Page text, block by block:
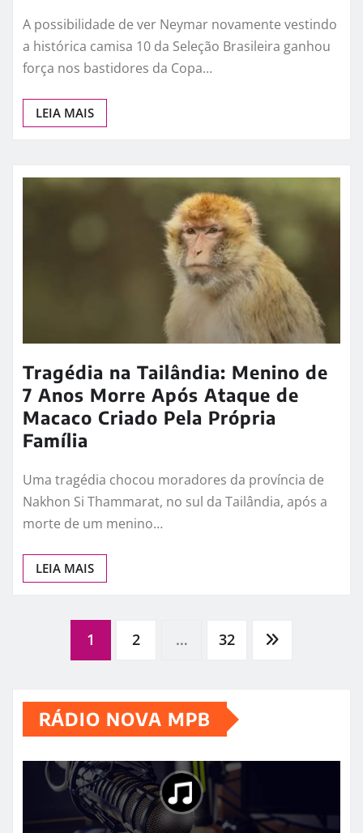
Ancelotti Sinaliza Retorno de
Neymar e Reacende Esperança da
Torcida Brasileira
A possibilidade de ver Neymar novamente vestindo
a histórica camisa 10 da Seleção Brasileira ganhou
força nos bastidores da Copa…
LEIA MAIS
Tragédia na Tailândia: Menino de
7 Anos Morre Após Ataque de
Família
Uma tragédia chocou moradores da província de
Nakhon Si Thammarat, no sul da Tailândia, após a
morte de um menino…
LEIA MAIS